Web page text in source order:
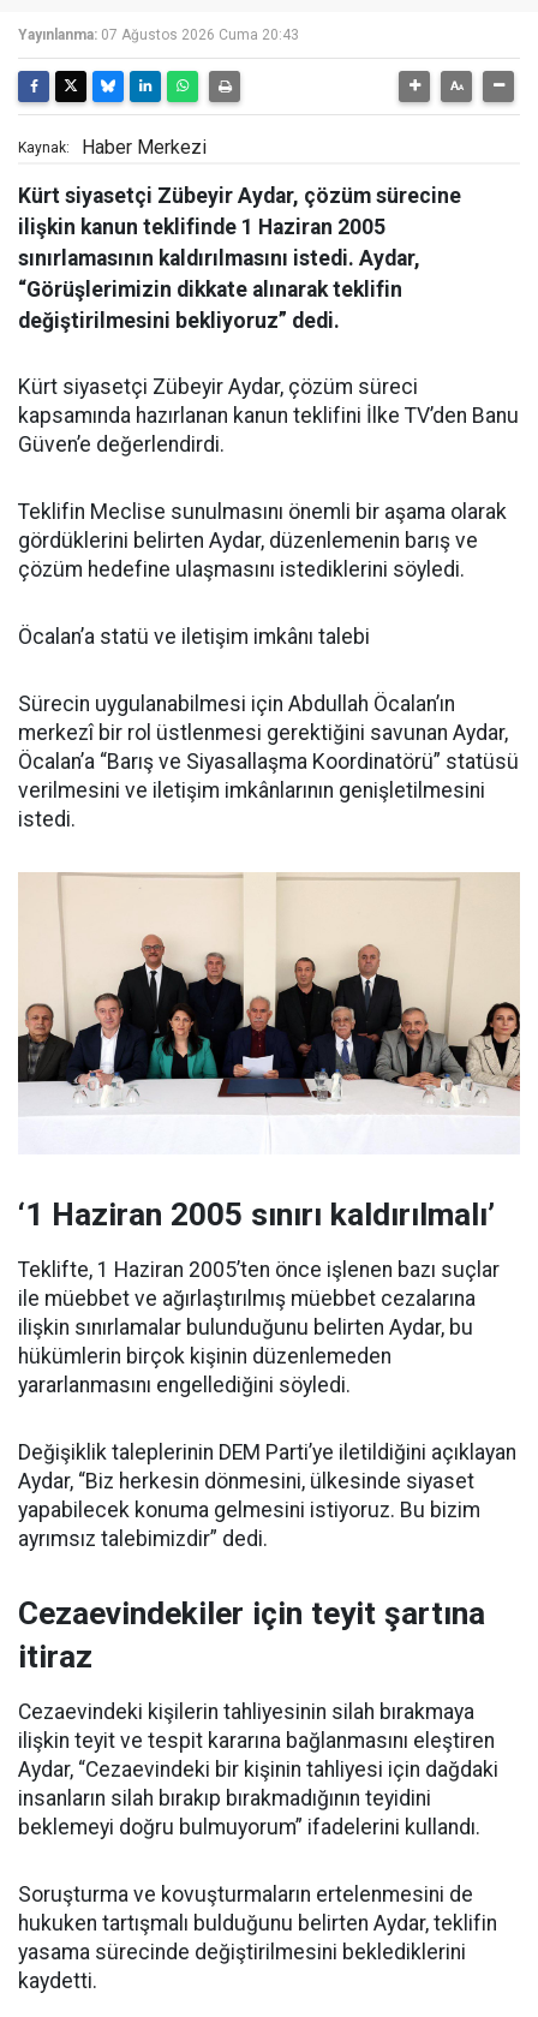
Yayınlanma: 07 Ağustos 2026 Cuma 20:43
Kaynak: Haber Merkezi
Kürt siyasetçi Zübeyir Aydar, çözüm sürecine
ilişkin kanun teklifinde 1 Haziran 2005
sınırlamasının kaldırılmasını istedi. Aydar,
“Görüşlerimizin dikkate alınarak teklifin
değiştirilmesini bekliyoruz” dedi.
Kürt siyasetçi Zübeyir Aydar, çözüm süreci
kapsamında hazırlanan kanun teklifini İlke TV’den Banu
Güven’e değerlendirdi.
Teklifin Meclise sunulmasını önemli bir aşama olarak
gördüklerini belirten Aydar, düzenlemenin barış ve
çözüm hedefine ulaşmasını istediklerini söyledi.
Öcalan’a statü ve iletişim imkânı talebi
Sürecin uygulanabilmesi için Abdullah Öcalan’ın
merkezî bir rol üstlenmesi gerektiğini savunan Aydar,
Öcalan’a “Barış ve Siyasallaşma Koordinatörü” statüsü
verilmesini ve iletişim imkânlarının genişletilmesini
istedi.
‘1 Haziran 2005 sınırı kaldırılmalı’
Teklifte, 1 Haziran 2005’ten önce işlenen bazı suçlar
ile müebbet ve ağırlaştırılmış müebbet cezalarına
ilişkin sınırlamalar bulunduğunu belirten Aydar, bu
hükümlerin birçok kişinin düzenlemeden
yararlanmasını engellediğini söyledi.
Değişiklik taleplerinin DEM Parti’ye iletildiğini açıklayan
Aydar, “Biz herkesin dönmesini, ülkesinde siyaset
yapabilecek konuma gelmesini istiyoruz. Bu bizim
ayrımsız talebimizdir” dedi.
Cezaevindekiler için teyit şartına
itiraz
Cezaevindeki kişilerin tahliyesinin silah bırakmaya
ilişkin teyit ve tespit kararına bağlanmasını eleştiren
Aydar, “Cezaevindeki bir kişinin tahliyesi için dağdaki
insanların silah bırakıp bırakmadığının teyidini
beklemeyi doğru bulmuyorum” ifadelerini kullandı.
Soruşturma ve kovuşturmaların ertelenmesini de
hukuken tartışmalı bulduğunu belirten Aydar, teklifin
yasama sürecinde değiştirilmesini beklediklerini
kaydetti.